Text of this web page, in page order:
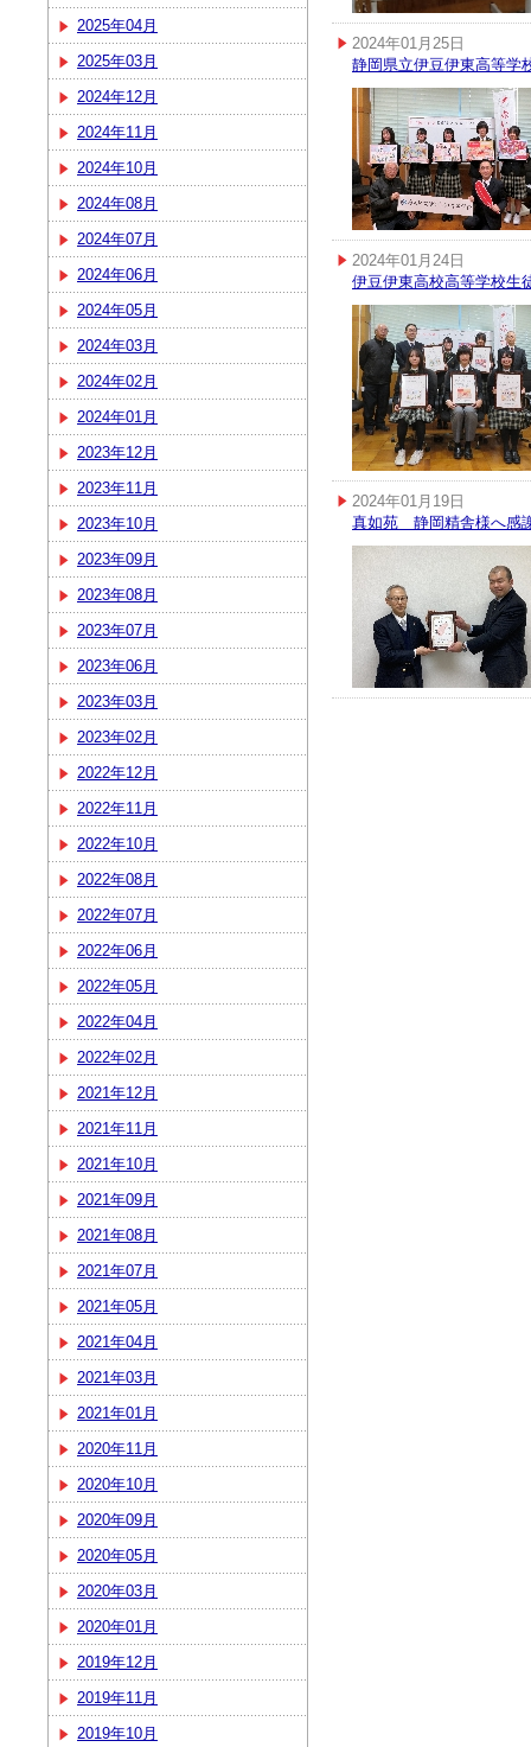
2025年04月
2025年03月
2024年12月
2024年11月
2024年10月
2024年08月
2024年07月
2024年06月
2024年05月
2024年03月
2024年02月
2024年01月
2023年12月
2023年11月
2023年10月
2023年09月
2023年08月
2023年07月
2023年06月
2023年03月
2023年02月
2022年12月
2022年11月
2022年10月
2022年08月
2022年07月
2022年06月
2022年05月
2022年04月
2022年02月
2021年12月
2021年11月
2021年10月
2021年09月
2021年08月
2021年07月
2021年05月
2021年04月
2021年03月
2021年01月
2020年11月
2020年10月
2020年09月
2020年05月
2020年03月
2020年01月
2019年12月
2019年11月
2019年10月
2024年01月25日
静岡県立伊豆伊東高等学
2024年01月24日
伊豆伊東高校高等学校生
2024年01月19日
真如苑 静岡精舎様へ感